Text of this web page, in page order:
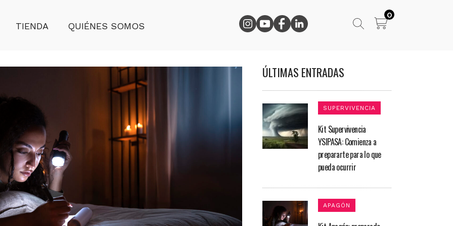
TIENDA QUIÉNES SOMOS
0
ÚLTIMAS ENTRADAS
SUPERVIVENCIA
Kit Supervivencia
YSIPASA: Comienza a
prepararte para lo que
pueda ocurrir
APAGÓN